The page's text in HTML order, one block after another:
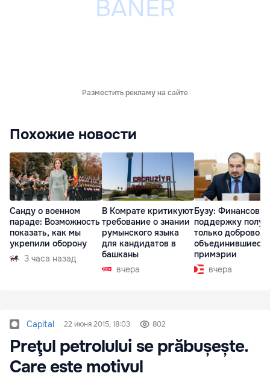
Разместить рекламу на сайте
Похожие новости
Санду о военном
параде: Возможность
показать, как мы
укрепили оборону
3 часа назад
В Комрате критикуют
требование о знании
румынского языка
для кандидатов в
башканы
вчера
Бузу:
поддержку
только
объединившиеся
примэрии
вчера
Capital 22 июня 2015, 18:03 802
Preţul petrolului se prăbușește.
Care este motivul